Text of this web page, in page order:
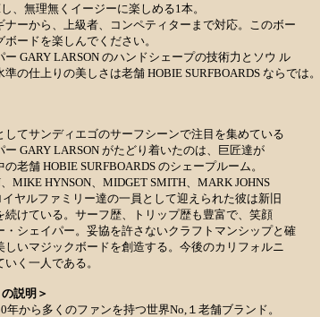
、無理無くイージーに楽しめる1本。
ーから、上級者、コンペティターまで対応。このボー
ードを楽しんでください。
GARY LARSONのハンドシェープの技術力とソウ ル
の仕上りの美しさは老舗 HOBIE SURFBOARDS ならでは。
してサンディエゴのサーフシーンで注目を集めている
GARY LARSON がたどり着いたのは、巨匠達が
老舗 HOBIE SURFBOARDS のシェープルーム。
MIKE HYNSON、MIDGET SMITH、MARK JOHNS
ヤルファミリー達の一員として迎えられた彼は新旧
けている。サーフ歴、トリップ歴も豊富で、笑顔
シェイパー。妥協を許さないクラフトマンシップと確
いマジックボードを創造する。今後のカリフォルニ
く一人である。
説明＞
から多くのファンを持つ世界No,１老舗ブランド。